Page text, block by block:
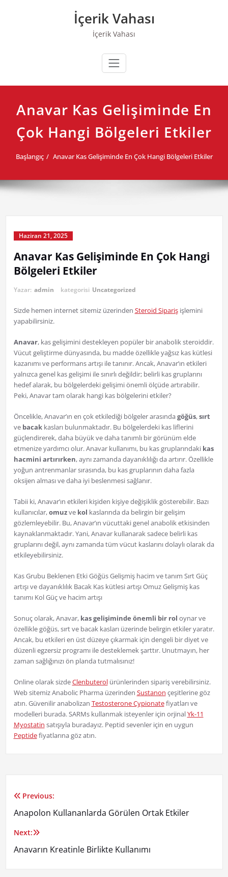
İçerik Vahası
İçerik Vahası
Anavar Kas Gelişiminde En
Çok Hangi Bölgeleri Etkiler
Başlangıç Anavar Kas Gelişiminde En Çok Hangi Bölgeleri Etkiler
Haziran 21, 2025
Anavar Kas Gelişiminde En Çok Hangi
Bölgeleri Etkiler
Yazar: admin kategorisi Uncategorized
Sizde hemen internet sitemiz üzerinden Steroid Siparişişlemini
yapabilirsiniz.
Anavar, kas gelişimini destekleyen popüler bir anabolik steroiddir.
Vücut geliştirme dünyasında, bu madde özellikle yağsız kas kütlesi
kazanımı ve performans artışı ile tanınır. Ancak, Anavar’ın etkileri
yalnızca genel kas gelişimi ile sınırlı değildir; belirli kas gruplarını
hedef alarak, bu bölgelerdeki gelişimi önemli ölçüde artırabilir.
Peki, Anavar tam olarak hangi kas bölgelerini etkiler?
Öncelikle, Anavar’ın en çok etkilediği bölgeler arasındagöğüs,sırt
ve bacakkasları bulunmaktadır. Bu bölgelerdeki kas liflerini
güçlendirerek, daha büyük ve daha tanımlı bir görünüm elde
etmenize yardımcı olur. Anavar kullanımı, bu kas gruplarındaki kas
hacmini artırırken, aynı zamanda dayanıklılığı da artırır. Özellikle
yoğun antrenmanlar sırasında, bu kas gruplarının daha fazla
oksijen alması ve daha iyi beslenmesi sağlanır.
Tabii ki, Anavar’ın etkileri kişiden kişiye değişiklik gösterebilir. Bazı
kullanıcılar,omuzve kol kaslarında da belirgin bir gelişim
gözlemleyebilir. Bu, Anavar’ın vücuttaki genel anabolik etkisinden
kaynaklanmaktadır. Yani, Anavar kullanarak sadece belirli kas
gruplarını değil, aynı zamanda tüm vücut kaslarını dolaylı olarak da
etkileyebilirsiniz.
Kas Grubu Beklenen Etki Göğüs Gelişmiş hacim ve tanım Sırt Güç
artışı ve dayanıklılık Bacak Kas kütlesi artışı Omuz Gelişmiş kas
tanımı Kol Güç ve hacim artışı
Sonuç olarak, Anavar, kas gelişiminde önemli bir rol oynar ve
özellikle göğüs, sırt ve bacak kasları üzerinde belirgin etkiler yaratır.
Ancak, bu etkileri en üst düzeye çıkarmak için dengeli bir diyet ve
düzenli egzersiz programı ile desteklemek şarttır. Unutmayın, her
zaman sağlığınızı ön planda tutmalısınız!
Online olarak sizdeClenbuterolürünlerinden sipariş verebilirsiniz.
Web sitemiz Anabolic Pharma üzerinden Sustanon çeşitlerine göz
atın. Güvenilir anabolizan Testosterone Cypionatefiyatları ve
modelleri burada. SARMs kullanmak isteyenler için orjinalYk-11
Myostatin satışıyla buradayız. Peptid sevenler için en uygun
Peptidefiyatlarına göz atın.
Yazı
gezinmesi
Previous:
Anapolon Kullananlarda Görülen Ortak Etkiler
Next:
Anavarın Kreatinle Birlikte Kullanımı